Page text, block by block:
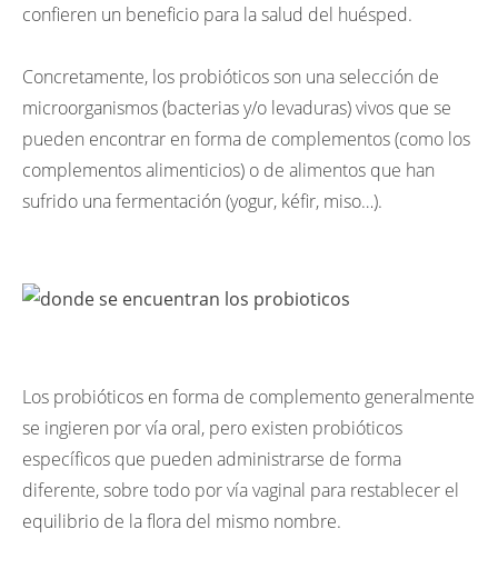
confieren un beneficio para la salud del huésped.
Concretamente, los probióticos son una selección de
microorganismos (bacterias y/o levaduras) vivos que se
pueden encontrar en forma de complementos (como los
complementos alimenticios) o de alimentos que han
sufrido una fermentación (yogur, kéfir, miso…).
Los probióticos en forma de complemento generalmente
se ingieren por vía oral, pero existen probióticos
específicos que pueden administrarse de forma
diferente, sobre todo por vía vaginal para restablecer el
equilibrio de la flora del mismo nombre.